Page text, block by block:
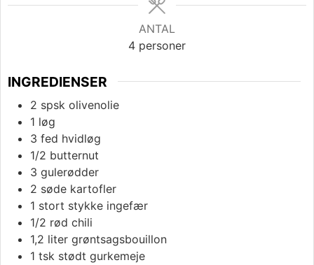
ANTAL
4 personer
INGREDIENSER
2 spsk olivenolie
1 løg
3 fed hvidløg
1/2 butternut
3 gulerødder
2 søde kartofler
1 stort stykke ingefær
1/2 rød chili
1,2 liter grøntsagsbouillon
1 tsk stødt gurkemeje